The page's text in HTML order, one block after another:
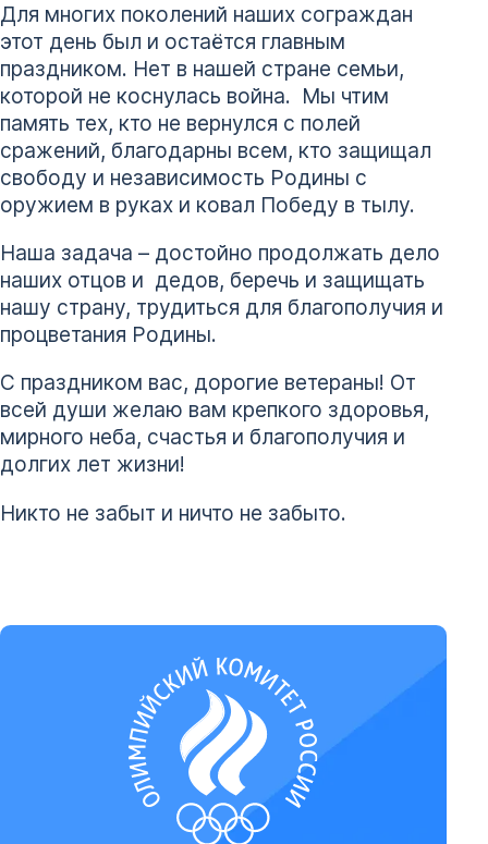
Для многих поколений наших сограждан
этот день был и остаётся главным
праздником. Нет в нашей стране семьи,
которой не коснулась война. Мы чтим
память тех, кто не вернулся с полей
сражений, благодарны всем, кто защищал
свободу и независимость Родины с
оружием в руках и ковал Победу в тылу.
Наша задача – достойно продолжать дело
наших отцов и дедов, беречь и защищать
нашу страну, трудиться для благополучия и
процветания Родины.
С праздником вас, дорогие ветераны! От
всей души желаю вам крепкого здоровья,
мирного неба, счастья и благополучия и
долгих лет жизни!
Никто не забыт и ничто не забыто.